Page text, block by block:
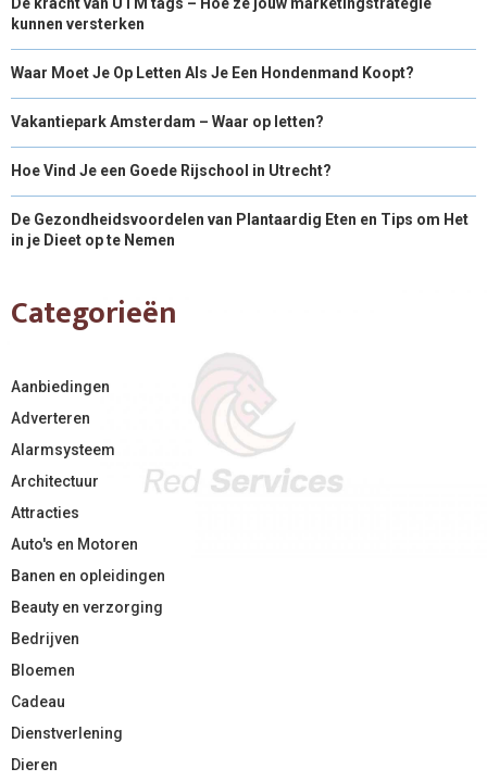
kunnen versterken
Waar Moet Je Op Letten Als Je Een Hondenmand Koopt?
Vakantiepark Amsterdam – Waar op letten?
Hoe Vind Je een Goede Rijschool in Utrecht?
De Gezondheidsvoordelen van Plantaardig Eten en Tips om Het
in je Dieet op te Nemen
Categorieën
Aanbiedingen
Adverteren
Alarmsysteem
Architectuur
Attracties
Auto's en Motoren
Banen en opleidingen
Beauty en verzorging
Bedrijven
Bloemen
Cadeau
Dienstverlening
Dieren